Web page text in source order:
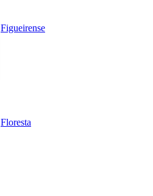
Figueirense
Floresta